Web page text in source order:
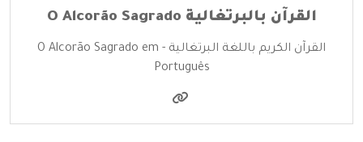
القرآن بالبرتغالية O Alcorão Sagrado
القرآن الكريم باللغة البرتغالية - O Alcorão Sagrado em
Português